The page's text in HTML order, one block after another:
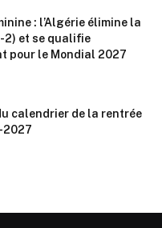
: l’Algérie élimine la
2) et se qualifie
pour le Mondial 2027
calendrier de la rentrée
2027